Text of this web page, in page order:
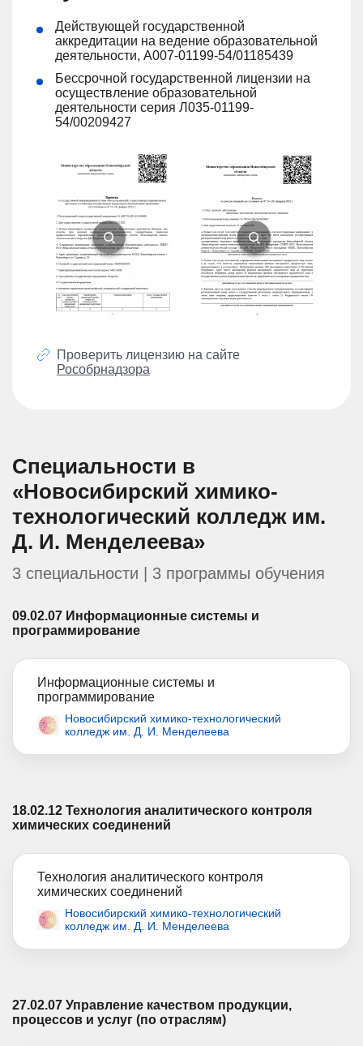
Действующей государственной
аккредитации на ведение образовательной
деятельности, А007-01199-54/01185439
Бессрочной государственной лицензии на
осуществление образовательной
деятельности серия Л035-01199-
54/00209427
Проверить лицензию на сайте
Рособрнадзора
Специальности в
«Новосибирский химико-
технологический колледж им.
Д. И. Менделеева»
3 специальности | 3 программы обучения
09.02.07 Информационные системы и
программирование
Информационные системы и
программирование
Новосибирский химико-технологический
колледж им. Д. И. Менделеева
18.02.12 Технология аналитического контроля
химических соединений
Технология аналитического контроля
химических соединений
Новосибирский химико-технологический
колледж им. Д. И. Менделеева
27.02.07 Управление качеством продукции,
процессов и услуг (по отраслям)